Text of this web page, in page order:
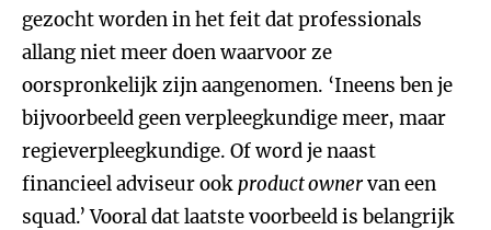
gezocht worden in het feit dat professionals
allang niet meer doen waarvoor ze
oorspronkelijk zijn aangenomen. ‘Ineens ben je
bijvoorbeeld geen verpleegkundige meer, maar
regieverpleegkundige. Of word je naast
financieel adviseur ookproduct ownervan een
squad.’ Vooral dat laatste voorbeeld is belangrijk